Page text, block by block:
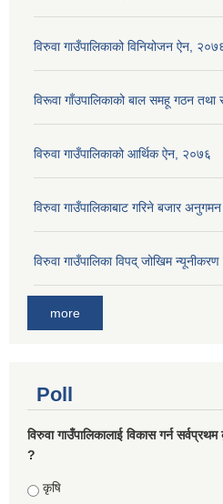
विरुवा गाउँपालिकाको विनियोजन ऐन,
विरूवा गाँउपालिकाको बाल समहू गठन
विरुवा गाउँपालिकाको आर्थिक ऐन, २०७६
विरुवा गाउँपालिकाबाट गरिने बजार
विरुवा गाउँपालिका विपद् जोखिम
more
Poll
विरुवा गाउँपालिकालाई विकास गर्न
?
Choices
कृषि